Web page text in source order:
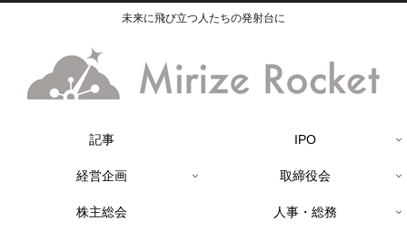
未来に飛び立つ人たちの発射台に
記事 IPO
経営企画 取締役会
株主総会 人事・総務